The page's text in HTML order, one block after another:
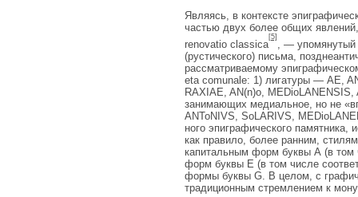
Являясь, в контексте
частью двух бо­лее общих
renovatio classica
[5]
, —
(рустического) письма,
рассматри­ваемому
eta comunale: 1) лигатуры — AE,
RAXIAE, AN(n)o,
занимающих медиальное, но не
ANToNIVS, SoLARIVS,
ного эпиграфического
как правило, более ранним,
капитальным форм буквы А (в том
форм буквы Е (в том числе
формы буквы G. В целом, с
традиционным стремлением к